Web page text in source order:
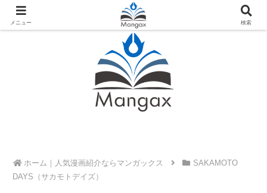
人気おすすめ漫画紹介ならMangax（マンガックス）
ホーム
SAKAMOTO
DAYS（サカモトデイズ）
メニュー 検索